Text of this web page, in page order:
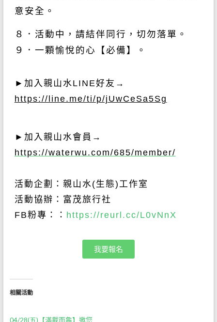
意安全。
８．活動中，請結伴同行，切勿落單。
９．一顆愉悅的心【必備】。
► 加入親山水LINE好友→
https://line.me/ti/p/jUwCeSa5Sg
► 加入親山水會員→
https://waterwu.com/685/member/
活動企劃：親山水(生態) 工作室
活動協辦：富茂旅行社
FB粉專：： https://reurl.cc/L0vNnX
我要報名
相關活動
04/28(五)【滿載而龜】邀您